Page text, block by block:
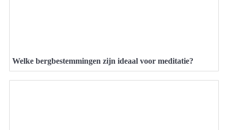
Welke bergbestemmingen zijn ideaal voor meditatie?